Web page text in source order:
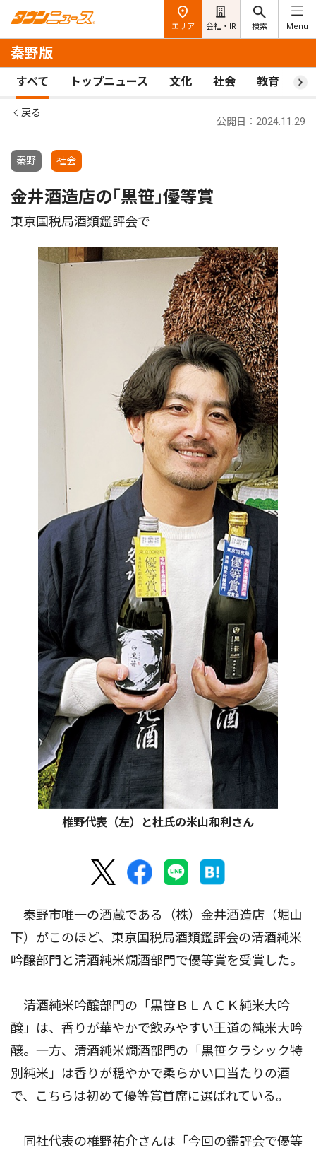
エリア 会社・IR 検索 Menu
秦野版
すべて トップニュース 文化 社会 教育 ス
戻る
秦野 社会
公開日：2024.11.29
金井酒造店の｢黒笹｣優等賞
東京国税局酒類鑑評会で
椎野代表（左）と杜氏の米山和利さん
秦野市唯一の酒蔵である（株）金井酒造店（堀山
下）がこのほど、東京国税局酒類鑑評会の清酒純米
吟醸部門と清酒純米燗酒部門で優等賞を受賞した。
清酒純米吟醸部門の「黒笹ＢＬＡＣＫ純米大吟
醸」は、香りが華やかで飲みやすい王道の純米大吟
醸。一方、清酒純米燗酒部門の「黒笹クラシック特
別純米」は香りが穏やかで柔らかい口当たりの酒
で、こちらは初めて優等賞首席に選ばれている。
同社代表の椎野祐介さんは「今回の鑑評会で優等